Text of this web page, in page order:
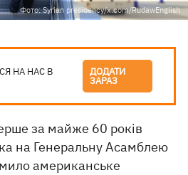
Фото: Syrian presidency/x.com/RudawEnglish
НА НАС В ДОДАТИ
ЗАРАЗ
за майже 60 років
на Генеральну Асамблею
американське